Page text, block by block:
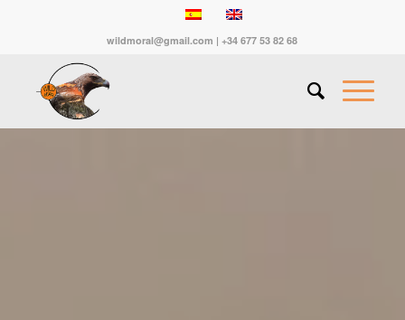
wildmoral@gmail.com | +34 677 53 82 68